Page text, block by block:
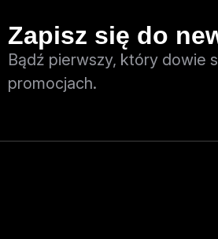
Zapisz się do
Bądź pierwszy, który dowie
promocjach.